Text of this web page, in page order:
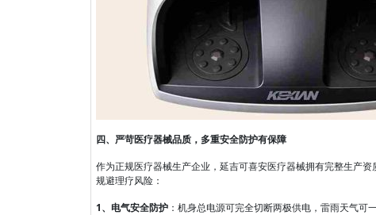
四、严苛医疗器械品质，多重安全防护有保障
作为正规医疗器械生产企业，延吉可喜安医疗器械拥有完整生产
规避理疗风险：
1、电气安全防护 ：机身总电源可完全切断两极供电，雷雨天气可